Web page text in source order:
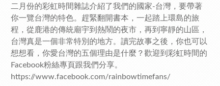
二月份的彩虹時間雜誌介紹了我們的國家-台灣，要帶著
你一覽台灣的特色。趕緊翻開書本，一起踏上環島的旅
程，從鹿港的傳統廟宇到熱鬧的夜市，再到寧靜的山區，
台灣真是一個非常特別的地方。讀完故事之後，你也可以
想想看，你愛台灣的五個理由是什麼？歡迎到彩虹時間的
Facebook粉絲專頁跟我們分享。
https://www.facebook.com/rainbowtimefans/